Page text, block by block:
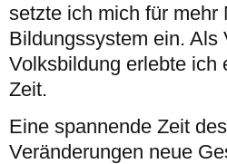
setzte ich mich für mehr
Bildungssystem ein. Als
Volksbildung erlebte ich
Zeit.
Eine spannende Zeit
Veränderungen neue